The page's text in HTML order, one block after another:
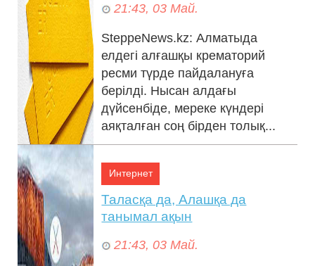
21:43, 03 Май.
Shavkat Mirziyoyev visited the Imam Bukhari
complex (photo)
21:43, 03 Май.
SteppeNews.kz: Алматыда
елдегі алғашқы крематорий
ресми түрде пайдалануға
берілді. Нысан алдағы
дүйсенбіде, мереке күндері
аяқталған соң бірден толық...
Интернет
Таласқа да, Алашқа да
танымал ақын
21:43, 03 Май.